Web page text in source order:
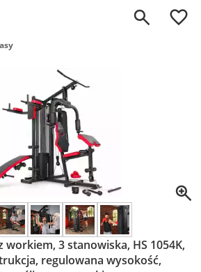
0
3 stanowiska, HS 1054K,
regulowana wysokość,